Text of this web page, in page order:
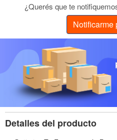
¿Querés que te
Notificarme
Detalles del producto